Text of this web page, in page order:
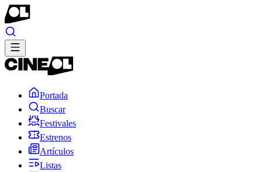
Portada
Buscar
Festivales
Estrenos
Artículos
Listas